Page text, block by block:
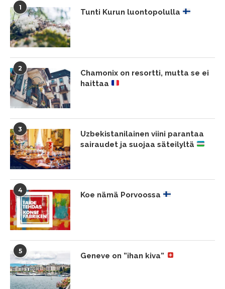
1
Tunti Kurun luontopolulla
2
Chamonix on resortti, mutta se ei
haittaa
3
Uzbekistanilainen viini parantaa
sairaudet ja suojaa säteilyltä
4
Koe nämä Porvoossa
5
Geneve on ”ihan kiva”